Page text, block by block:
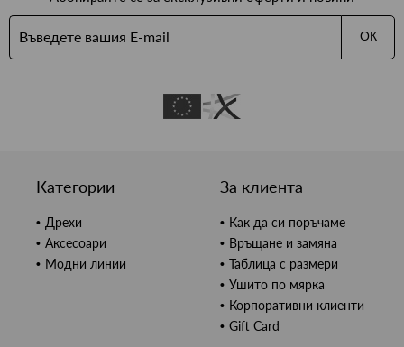
ОК
Категории
Дрехи
Аксесоари
Модни линии
За клиента
Как да си поръчаме
Връщане и замяна
Таблица с размери
Ушито по мярка
Корпоративни клиенти
Gift Card